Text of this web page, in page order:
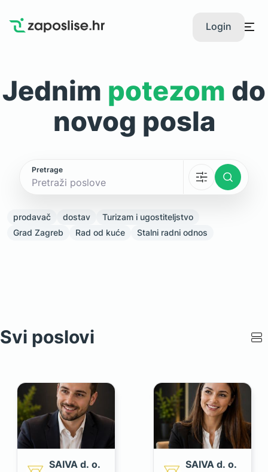
Login
Jednim potezom do
novog posla
Pretrage
prodavač dostav
Turizam i ugostiteljstvo
Grad Zagreb
Rad od kuće Stalni radni odnos
Svi poslovi
SAIVA d. o.
SAIVA d. o.